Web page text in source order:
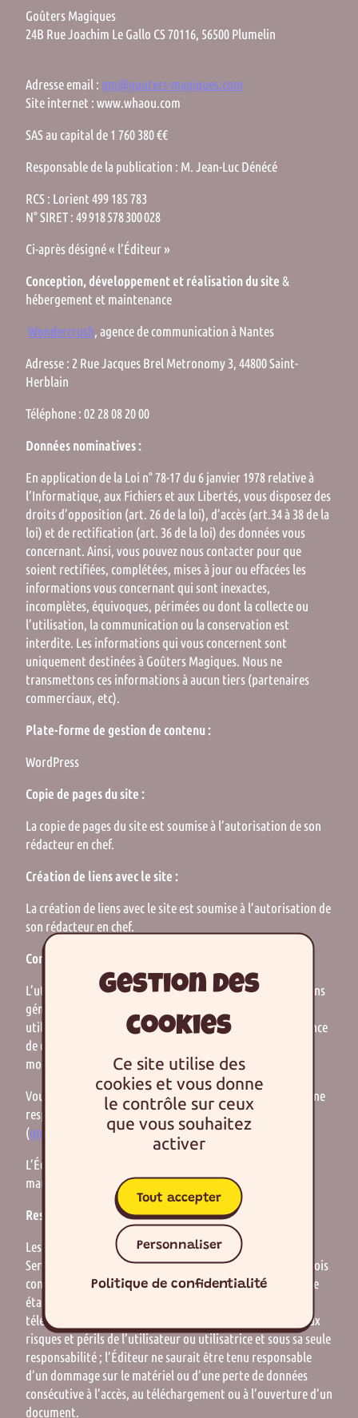
Ce site utilise des
cookies et vous donne
le contrôle sur ceux
que vous souhaitez
activer
Tout accepter
Personnaliser
Politique de confidentialité
Goûters Magiques
24B Rue Joachim Le Gallo CS 70116, 56500 Plumelin
Adresse email : gm@gouters-magiques.com
Site internet : www.whaou.com
SAS au capital de 1 760 380 €€
Responsable de la publication : M. Jean-Luc Dénécé
RCS : Lorient 499 185 783
N° SIRET : 49 918 578 300 028
Ci-après désigné « l’Éditeur »
Conception, développement et réalisation du site &
hébergement et maintenance
Wondercrush, agence de communication à Nantes
Adresse : 2 Rue Jacques Brel Metronomy 3, 44800 Saint-
Herblain
Téléphone : 02 28 08 20 00
Données nominatives :
En application de la Loi n° 78-17 du 6 janvier 1978 relative à
l’Informatique, aux Fichiers et aux Libertés, vous disposez des
droits d’opposition (art. 26 de la loi), d’accès (art.34 à 38 de la
loi) et de rectification (art. 36 de la loi) des données vous
concernant. Ainsi, vous pouvez nous contacter pour que
soient rectifiées, complétées, mises à jour ou effacées les
informations vous concernant qui sont inexactes,
incomplètes, équivoques, périmées ou dont la collecte ou
l’utilisation, la communication ou la conservation est
interdite. Les informations qui vous concernent sont
uniquement destinées à Goûters Magiques. Nous ne
transmettons ces informations à aucun tiers (partenaires
commerciaux, etc).
Plate-forme de gestion de contenu :
WordPress
Copie de pages du site :
La copie de pages du site est soumise à l’autorisation de son
rédacteur en chef.
Création de liens avec le site :
La création de liens avec le site est soumise à l’autorisation de
son rédacteur en chef.
Conditions Générales d’Utilisation
L’utilisation du Service est régie par les présentes conditions
générales, dans le respect de la législation française. En
utilisant le Service, vous reconnaissez avoir pris connaissance
de ces conditions et les accepter. Celles-ci pourront être
modifiées à tout moment et sans préavis par l’Éditeur.
Vous pouvez signaler toute erreur ou anomalie à la personne
responsable de la publication : M. Jean-Luc Dénécé
(gm@gouters-magiques.com)
L’Éditeur ne saurait être tenu pour responsable en aucune
manière d’une mauvaise utilisation du service.
Responsabilité
Les informations et documents mis à disposition sur le
Service sont mis à jour régulièrement mais peuvent toutefois
contenir des inexactitudes, omissions, lacunes. Tout service
étant soumis au piratage ou à des aléas techniques, les
téléchargements de contenus ou leur utilisation se font aux
risques et périls de l’utilisateur ou utilisatrice et sous sa seule
responsabilité ; l’Éditeur ne saurait être tenu responsable
d’un dommage sur le matériel ou d’une perte de données
consécutive à l’accès, au téléchargement ou à l’ouverture d’un
document.